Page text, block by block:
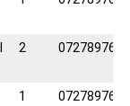
2 0727897625
1 0727897625